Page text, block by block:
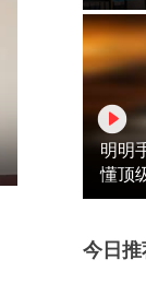
明明
懂顶
今日